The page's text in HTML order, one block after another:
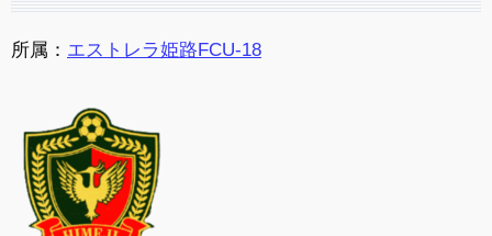
所属： エストレラ姫路FCU-18